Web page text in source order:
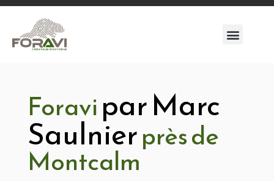
Foravipar Marc
Saulnierprès de
Montcalm